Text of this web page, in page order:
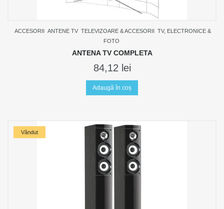
ACCESORII ANTENE TV TELEVIZOARE & ACCESORII TV, ELECTRONICE &
FOTO
ANTENA TV COMPLETA
84,12 lei
Adaugă în coș
Vândut